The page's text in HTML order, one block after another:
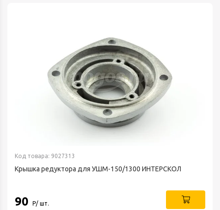
Код товара: 9027313
Крышка редуктора для УШМ-150/1300 ИНТЕРСКОЛ
90 Р/ шт.